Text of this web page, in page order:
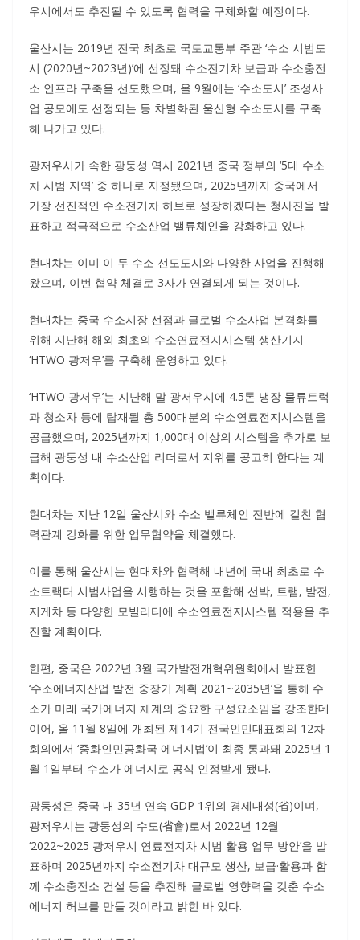
우시에서도 추진될 수 있도록 협력을 구체화할 예정이다.
울산시는 2019년 전국 최초로 국토교통부 주관 ‘수소 시범도
시 (2020년~2023년)’에 선정돼 수소전기차 보급과 수소충전
소 인프라 구축을 선도했으며, 올 9월에는 ‘수소도시’ 조성사
업 공모에도 선정되는 등 차별화된 울산형 수소도시를 구축
해 나가고 있다.
광저우시가 속한 광둥성 역시 2021년 중국 정부의 ‘5대 수소
차 시범 지역’ 중 하나로 지정됐으며, 2025년까지 중국에서
가장 선진적인 수소전기차 허브로 성장하겠다는 청사진을 발
표하고 적극적으로 수소산업 밸류체인을 강화하고 있다.
현대차는 이미 이 두 수소 선도도시와 다양한 사업을 진행해
왔으며, 이번 협약 체결로 3자가 연결되게 되는 것이다.
현대차는 중국 수소시장 선점과 글로벌 수소사업 본격화를
위해 지난해 해외 최초의 수소연료전지시스템 생산기지
‘HTWO 광저우’를 구축해 운영하고 있다.
‘HTWO 광저우’는 지난해 말 광저우시에 4.5톤 냉장 물류트럭
과 청소차 등에 탑재될 총 500대분의 수소연료전지시스템을
공급했으며, 2025년까지 1,000대 이상의 시스템을 추가로 보
급해 광둥성 내 수소산업 리더로서 지위를 공고히 한다는 계
획이다.
현대차는 지난 12일 울산시와 수소 밸류체인 전반에 걸친 협
력관계 강화를 위한 업무협약을 체결했다.
이를 통해 울산시는 현대차와 협력해 내년에 국내 최초로 수
소트랙터 시범사업을 시행하는 것을 포함해 선박, 트램, 발전,
지게차 등 다양한 모빌리티에 수소연료전지시스템 적용을 추
진할 계획이다.
한편, 중국은 2022년 3월 국가발전개혁위원회에서 발표한
‘수소에너지산업 발전 중장기 계획 2021~2035년’을 통해 수
소가 미래 국가에너지 체계의 중요한 구성요소임을 강조한데
이어, 올 11월 8일에 개최된 제14기 전국인민대표회의 12차
회의에서 ‘중화인민공화국 에너지법’이 최종 통과돼 2025년 1
월 1일부터 수소가 에너지로 공식 인정받게 됐다.
광둥성은 중국 내 35년 연속 GDP 1위의 경제대성(省)이며,
광저우시는 광둥성의 수도(省會)로서 2022년 12월
‘2022~2025 광저우시 연료전지차 시범 활용 업무 방안’을 발
표하며 2025년까지 수소전기차 대규모 생산, 보급·활용과 함
께 수소충전소 건설 등을 추진해 글로벌 영향력을 갖춘 수소
에너지 허브를 만들 것이라고 밝힌 바 있다.